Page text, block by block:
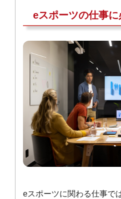
eスポーツの仕事に
eスポーツに関わる仕事では